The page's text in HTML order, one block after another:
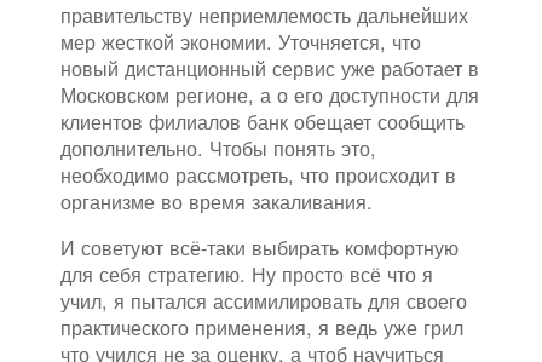
правительству неприемлемость дальнейших
мер жесткой экономии. Уточняется, что
новый дистанционный сервис уже работает в
Московском регионе, а о его доступности для
клиентов филиалов банк обещает сообщить
дополнительно. Чтобы понять это,
необходимо рассмотреть, что происходит в
организме во время закаливания.
И советуют всё-таки выбирать комфортную
для себя стратегию. Ну просто всё что я
учил, я пытался ассимилировать для своего
практического применения, я ведь уже грил
что учился не за оценку, а чтоб научиться